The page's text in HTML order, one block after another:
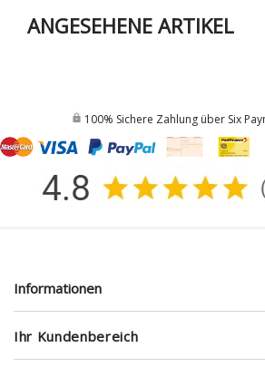
ANGESEHENE ARTIKEL
100% Sichere Zahlung über Six
Informationen
Ihr Kundenbereich